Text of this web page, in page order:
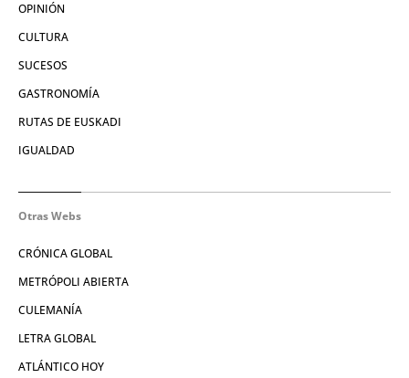
OPINIÓN
CULTURA
SUCESOS
GASTRONOMÍA
RUTAS DE EUSKADI
IGUALDAD
Otras Webs
CRÓNICA GLOBAL
METRÓPOLI ABIERTA
CULEMANÍA
LETRA GLOBAL
ATLÁNTICO HOY